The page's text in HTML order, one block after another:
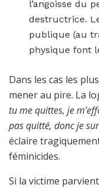
l’angoisse du
destructrice.
publique (au
physique font
Dans les cas les
mener au pire. La
tu me quittes, je
pas quitté, donc je
éclaire
féminicides.
Si la victime